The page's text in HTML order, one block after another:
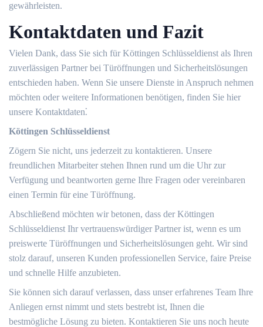
gewährleisten.​
Kontaktdaten und Fazit
Vielen Dank, dass Sie sich für Köttingen Schlüsseldienst als Ihren
zuverlässigen Partner bei Türöffnungen und Sicherheitslösungen
entschieden haben.​ Wenn Sie unsere Dienste in Anspruch nehmen
möchten oder weitere Informationen benötigen, finden Sie hier
unsere Kontaktdaten⁚
Köttingen Schlüsseldienst
Zögern Sie nicht, uns jederzeit zu kontaktieren. Unsere
freundlichen Mitarbeiter stehen Ihnen rund um die Uhr zur
Verfügung und beantworten gerne Ihre Fragen oder vereinbaren
einen Termin für eine Türöffnung.
Abschließend möchten wir betonen, dass der Köttingen
Schlüsseldienst Ihr vertrauenswürdiger Partner ist, wenn es um
preiswerte Türöffnungen und Sicherheitslösungen geht. Wir sind
stolz darauf, unseren Kunden professionellen Service, faire Preise
und schnelle Hilfe anzubieten.​
Sie können sich darauf verlassen, dass unser erfahrenes Team Ihre
Anliegen ernst nimmt und stets bestrebt ist, Ihnen die
bestmögliche Lösung zu bieten.​ Kontaktieren Sie uns noch heute